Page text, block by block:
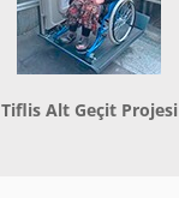
Tiflis Alt Geçit Projesi